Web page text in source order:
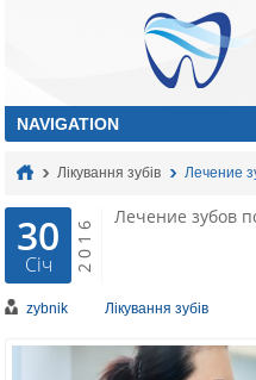
Лікування зубів Лечение
30
Січ 2016 Лечение зубов
zybnik Лікування зубів